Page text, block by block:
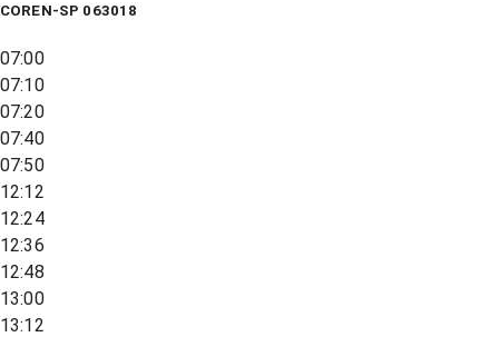
COREN-SP 063018
07:00
07:10
07:20
07:40
07:50
12:12
12:24
12:36
12:48
13:00
13:12